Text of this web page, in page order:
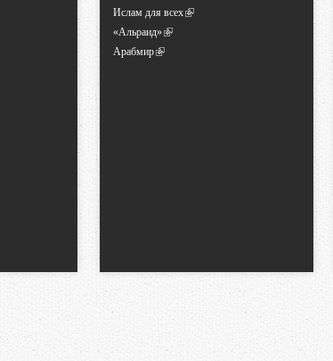
Ислам для всех
«Альраид»
Арабмир